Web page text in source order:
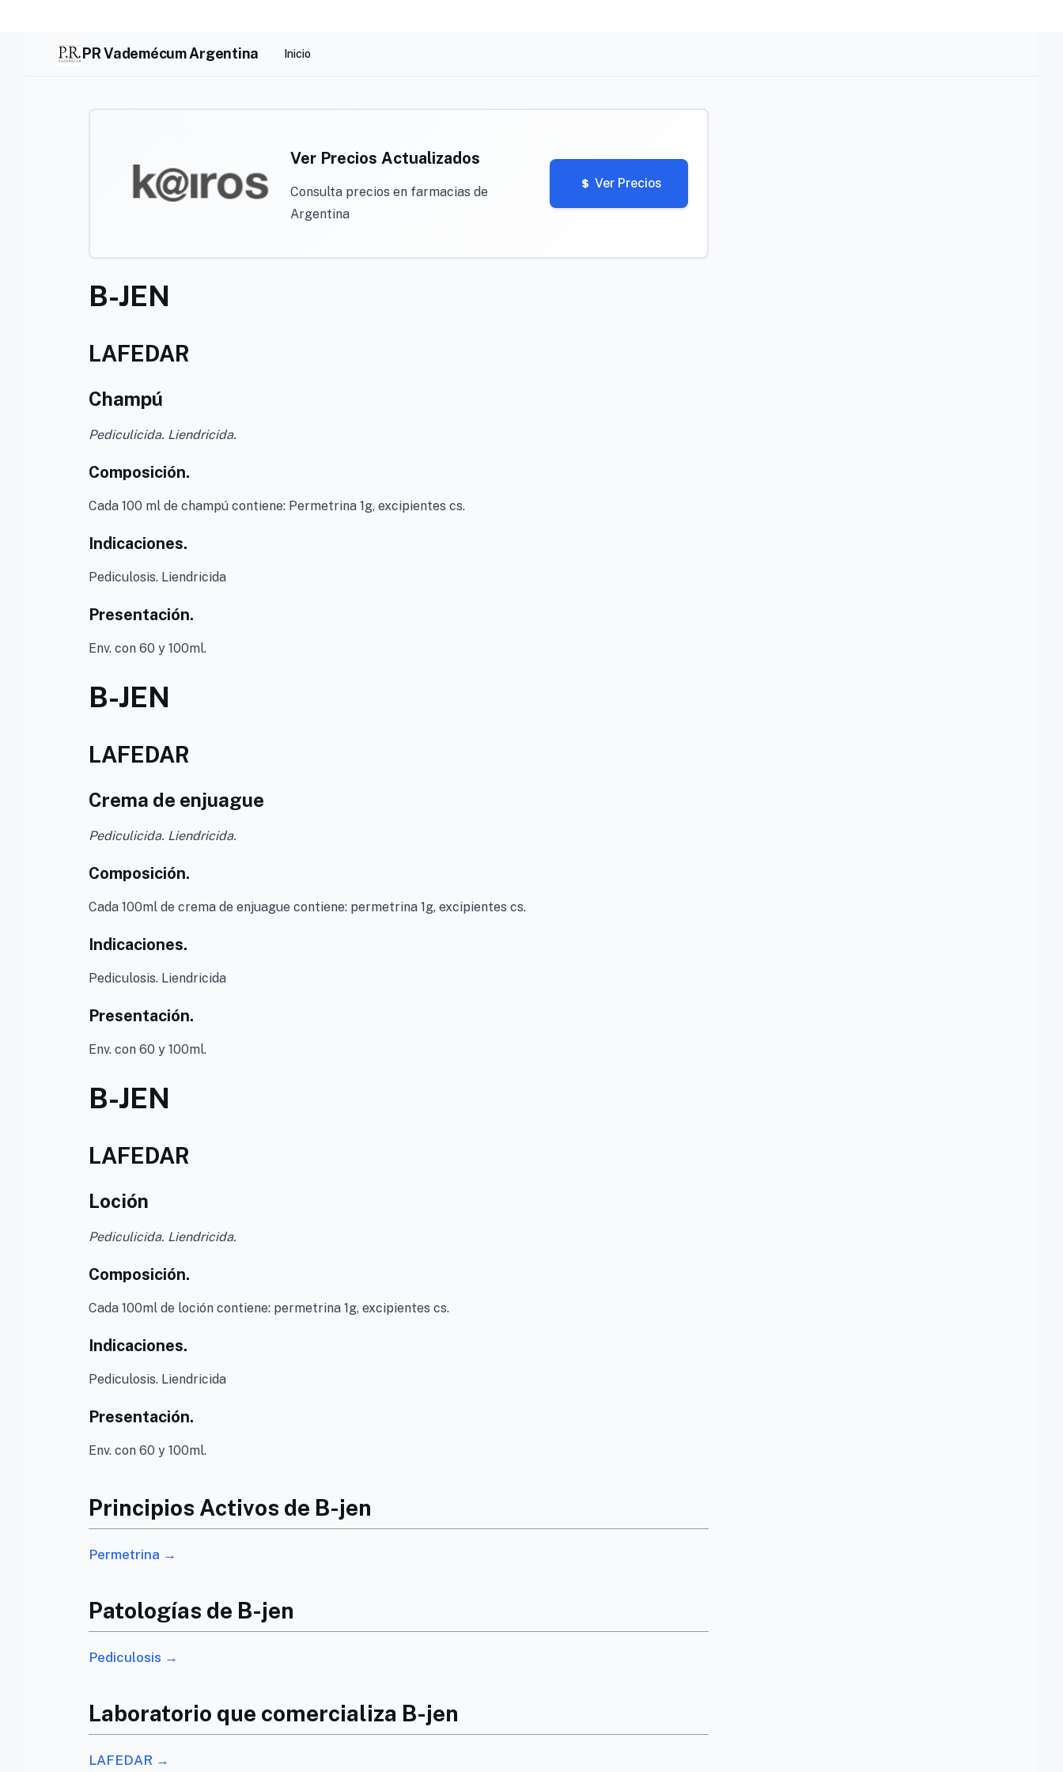
PR Vademécum Argentina Inicio
Ver Precios Actualizados
Consulta precios en farmacias de
Argentina
Ver Precios
B-JEN
LAFEDAR
Champú
Pediculicida. Liendricida.
Composición.
Cada 100 ml de champú contiene: Permetrina 1g, excipientes cs.
Indicaciones.
Pediculosis. Liendricida
Presentación.
Env. con 60 y 100ml.
B-JEN
LAFEDAR
Crema de enjuague
Pediculicida. Liendricida.
Composición.
Cada 100ml de crema de enjuague contiene: permetrina 1g, excipientes cs.
Indicaciones.
Pediculosis. Liendricida
Presentación.
Env. con 60 y 100ml.
B-JEN
LAFEDAR
Loción
Pediculicida. Liendricida.
Composición.
Cada 100ml de loción contiene: permetrina 1g, excipientes cs.
Indicaciones.
Pediculosis. Liendricida
Presentación.
Env. con 60 y 100ml.
Principios Activos de B-jen
Permetrina →
Patologías de B-jen
Pediculosis →
Laboratorio que comercializa B-jen
LAFEDAR →